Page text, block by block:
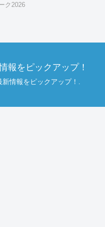
ク2026
報をピックアップ！
情報をピックアップ！.